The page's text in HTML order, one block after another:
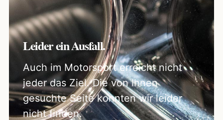
Leider ein Ausfall.
Auch im Motorsport erreicht nicht
jeder das Ziel. Die von Ihnen
gesuchte Seite konnten wir leider
nicht finden.